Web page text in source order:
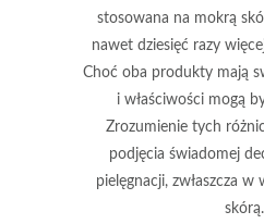
stosowana na mokrą
nawet dziesięć razy
Choć oba produkty mają
i właściwości mogą
Zrozumienie tych
podjęcia świadomej
pielęgnacji, zwłaszcza w
skórą.